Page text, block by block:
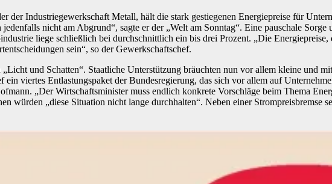
der Industriegewerkschaft Metall, hält die stark gestiegenen Energiepreise für
nicht am Abgrund“, sagte er der „Welt am Sonntag“. Eine pauschale
liege schließlich bei durchschnittlich ein bis drei Prozent. „Die
sein“, so der Gewerkschaftschef.
und Schatten“. Staatliche Unterstützung bräuchten nun vor allem kleine und
viertes Entlastungspaket der Bundesregierung, das sich vor allem auf
„Der Wirtschaftsminister muss endlich konkrete Vorschläge beim Thema
würden „diese Situation nicht lange durchhalten“. Neben einer Strompreisbremse